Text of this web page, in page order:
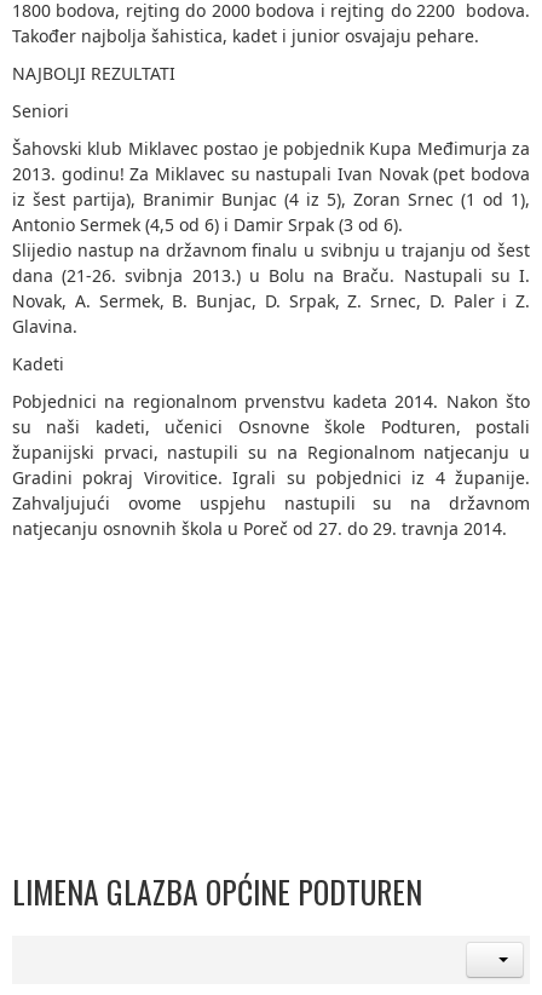
1800 bodova, rejting do 2000 bodova i rejting do 2200 bodova.
Također najbolja šahistica, kadet i junior osvajaju pehare.
NAJBOLJI REZULTATI
Seniori
Šahovski klub Miklavec postao je pobjednik Kupa Međimurja za
2013. godinu! Za Miklavec su nastupali Ivan Novak (pet bodova
iz šest partija), Branimir Bunjac (4 iz 5), Zoran Srnec (1 od 1),
Antonio Sermek (4,5 od 6) i Damir Srpak (3 od 6).
Slijedio nastup na državnom finalu u svibnju u trajanju od šest
dana (21-26. svibnja 2013.) u Bolu na Braču. Nastupali su I.
Novak, A. Sermek, B. Bunjac, D. Srpak, Z. Srnec, D. Paler i Z.
Glavina.
Kadeti
Pobjednici na regionalnom prvenstvu kadeta 2014. Nakon što
su naši kadeti, učenici Osnovne škole Podturen, postali
županijski prvaci, nastupili su na Regionalnom natjecanju u
Gradini pokraj Virovitice. Igrali su pobjednici iz 4 županije.
Zahvaljujući ovome uspjehu nastupili su na državnom
natjecanju osnovnih škola u Poreč od 27. do 29. travnja 2014.
LIMENA GLAZBA OPĆINE PODTUREN